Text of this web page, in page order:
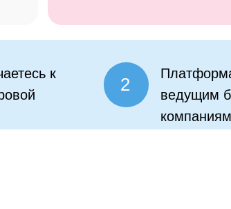
к
2
ведущим
компаниям